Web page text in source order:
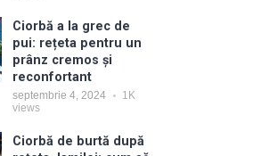
Ciorbă a la grec de
pui: rețeta pentru un
prânz cremos și
reconfortant
septembrie 4, 2024
1K
views
Ciorbă de burtă după